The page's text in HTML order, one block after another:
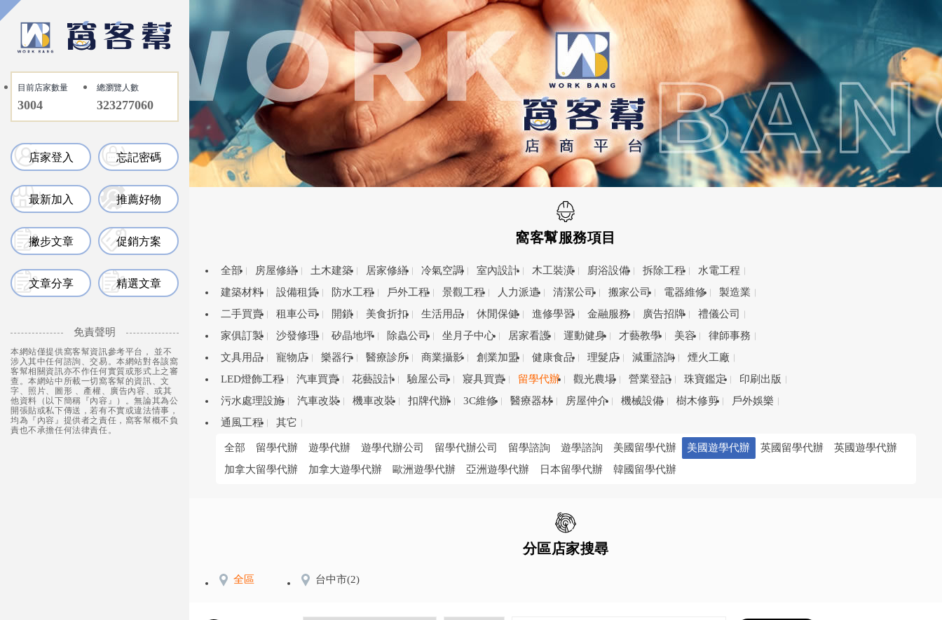
目前店家數量
3004
總瀏覽人數
323277060
店家登入 忘記密碼
最新加入 推薦好物
撇步文章 促銷方案
文章分享 精選文章
免責聲明
本網站僅提供窩客幫資訊參考平台， 並不
涉入其中任何諮詢、交易。本網站對各該窩
客幫相關資訊亦不作任何實質或形式上之審
查。本網站中所載一切窩客幫的資訊、文
字、照片、圖形 、產權、廣告內容、或其
他資料（以下簡稱『內容』）。無論其為公
開張貼或私下傳送，若有不實或違法情事，
均為『內容』提供者之責任，窩客幫概不負
責也不承擔任何法律責任。
窩客幫服務項目
全部 房屋修繕 土木建築 居家修繕 冷氣空調 室內設計 木工裝潢 廚浴設備 拆除工程
水電工程
建築材料
設備租賃 防水工程 戶外工程 景觀工程 人力派遣 清潔公司 搬家公司 電器維修
製造業
二手買賣
租車公司 開鎖 美食折扣 生活用品 休閒保健 進修學習 金融服務 廣告招牌
禮儀公司
家俱訂製
沙發修理 矽晶地坪 除蟲公司 坐月子中心 居家看護 運動健身 才藝教學 美容
律師事務
文具用品
寵物店 樂器行 醫療診所 商業攝影 創業加盟 健康食品 理髮店 減重諮詢
煙火工廠
LED燈飾工程
汽車買賣 花藝設計 驗屋公司 寢具買賣 留學代辦 觀光農場 營業登記 珠寶鑑定
印刷出版
污水處理設施
汽車改裝 機車改裝 扣牌代辦 3C維修 醫療器材 房屋仲介 機械設備 樹木修剪
戶外娛樂
通風工程
其它
全部 留學代辦 遊學代辦 遊學代辦公司 留學代辦公司 留學諮詢 遊學諮詢 美國留學代辦 美國遊學代辦 英國留學代辦
英國遊學代辦
加拿大留學代辦
加拿大遊學代辦 歐洲遊學代辦 亞洲遊學代辦 日本留學代辦 韓國留學代辦
分區店家搜尋
全區 台中市(2)